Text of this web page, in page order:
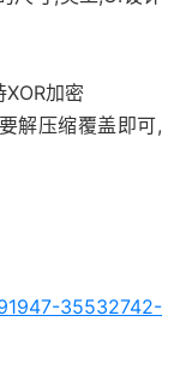
加密
解压缩覆盖即可,
35532742-